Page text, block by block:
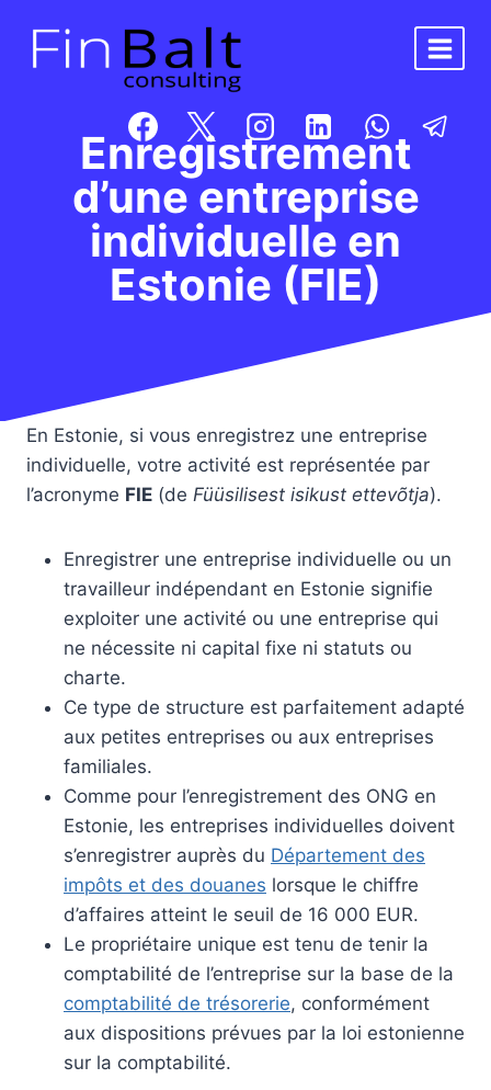
contenu
Enregistrement
d’une entreprise
individuelle en
Estonie (FIE)
En Estonie, si vous enregistrez une entreprise
individuelle, votre activité est représentée par
l’acronyme FIE (de Füüsilisest isikust ettevõtja).
Enregistrer une entreprise individuelle ou un
travailleur indépendant en Estonie signifie
exploiter une activité ou une entreprise qui
ne nécessite ni capital fixe ni statuts ou
charte.
Ce type de structure est parfaitement adapté
aux petites entreprises ou aux entreprises
familiales.
Comme pour l’enregistrement des ONG en
Estonie, les entreprises individuelles doivent
s’enregistrer auprès du Département des
impôts et des douanes lorsque le chiffre
d’affaires atteint le seuil de 16 000 EUR.
Le propriétaire unique est tenu de tenir la
comptabilité de l’entreprise sur la base de la
comptabilité de trésorerie, conformément
aux dispositions prévues par la loi estonienne
sur la comptabilité.